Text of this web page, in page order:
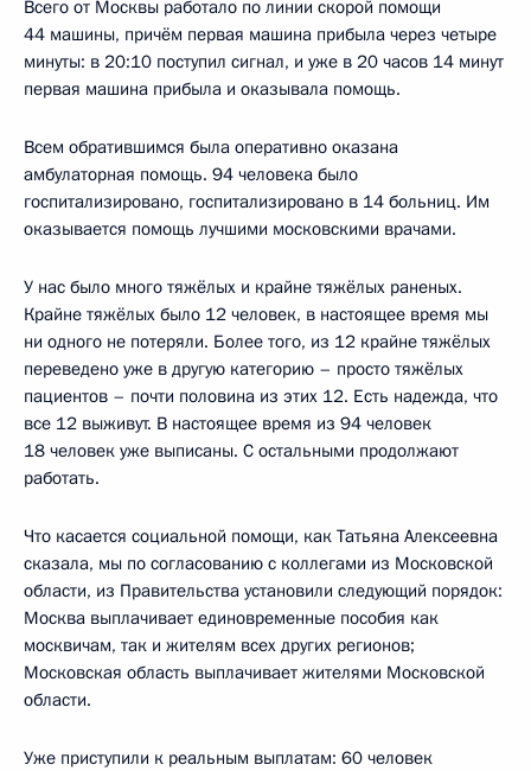
Всего от Москвы работало по линии скорой помощи
44 машины, причём первая машина прибыла через четыре
минуты: в 20:10 поступил сигнал, и уже в 20 часов 14 минут
первая машина прибыла и оказывала помощь.
Всем обратившимся была оперативно оказана
амбулаторная помощь. 94 человека было
госпитализировано, госпитализировано в 14 больниц. Им
оказывается помощь лучшими московскими врачами.
У нас было много тяжёлых и крайне тяжёлых раненых.
Крайне тяжёлых было 12 человек, в настоящее время мы
ни одного не потеряли. Более того, из 12 крайне тяжёлых
переведено уже в другую категорию – просто тяжёлых
пациентов – почти половина из этих 12. Есть надежда, что
все 12 выживут. В настоящее время из 94 человек
18 человек уже выписаны. С остальными продолжают
работать.
Что касается социальной помощи, как Татьяна Алексеевна
сказала, мы по согласованию с коллегами из Московской
области, из Правительства установили следующий порядок:
Москва выплачивает единовременные пособия как
москвичам, так и жителям всех других регионов;
Московская область выплачивает жителями Московской
области.
Уже приступили к реальным выплатам: 60 человек